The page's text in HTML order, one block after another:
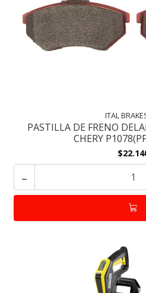
ITAL
PASTILLA DE FRENO
CHERY
-